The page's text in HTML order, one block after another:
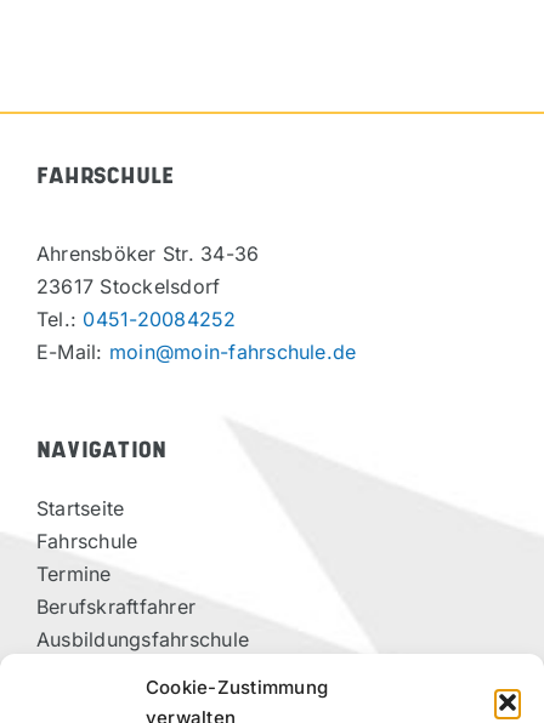
Cookie-Zustimmung
verwalten
FAHRSCHULE
Ahrensböker Str. 34-36
23617 Stockelsdorf
Tel.: 0451-20084252
E-Mail: moin@moin-fahrschule.de
NAVIGATION
Startseite
Fahrschule
Termine
Berufskraftfahrer
Ausbildungsfahrschule